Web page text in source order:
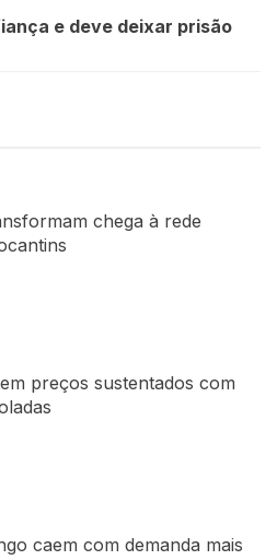
e deve deixar prisão
chega à rede
preços sustentados com
caem com demanda mais